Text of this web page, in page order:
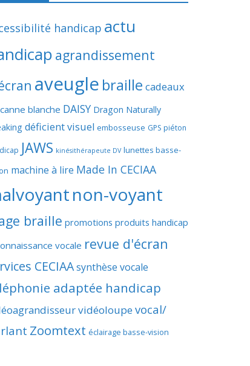
handicap actu
agrandissement
aveugle braille cadeaux
canne blanche DAISY Dragon Naturally
déficient visuel embosseuse GPS piéton
JAWS kinésithérapeute DV lunettes basse-
machine à lire Made In CECIAA
non-voyant
braille promotions produits handicap
vocale revue d'écran
CECIAAsynthèse vocale
adaptée handicap
vidéoloupevocal/
Zoomtext éclairage basse-vision